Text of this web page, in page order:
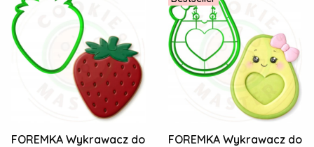
FOREMKA Wykrawacz do
FOREMKA Wykrawacz do